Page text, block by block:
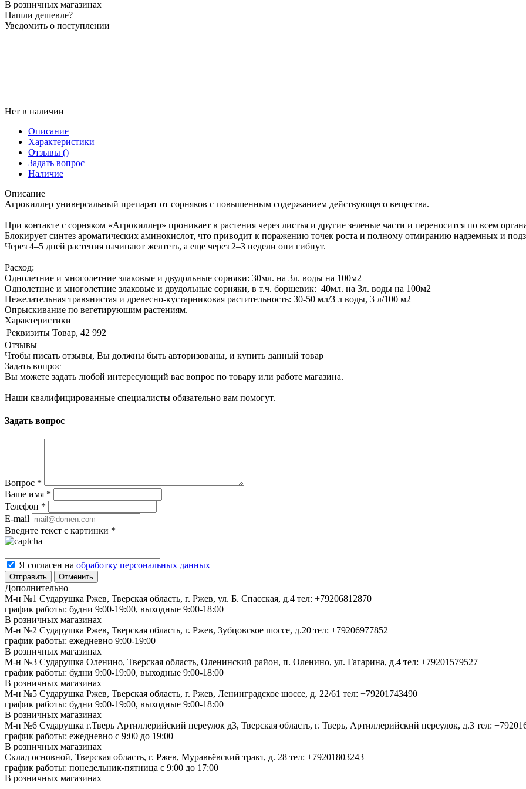
В розничных магазинах
Нашли дешевле?
Уведомить о поступлении
Нет в наличии
Описание
Характеристики
Отзывы ()
Задать вопрос
Наличие
Описание
Агрокиллер универсальный препарат от сорняков с повышенным содержанием действующего вещества.
При контакте с сорняком «Агрокиллер» проникает в растения через листья и другие зеленые части и переносится по всем
Блокирует синтез ароматических аминокислот, что приводит к поражению точек роста и полному отмиранию надземных и
Через 4–5 дней растения начинают желтеть, а еще через 2–3 недели они гибнут.
Расход:
Однолетние и многолетние злаковые и двудольные сорняки: 30мл. на 3л. воды на 100м2
Однолетние и многолетние злаковые и двудольные сорняки, в т.ч. борщевик: 40мл. на 3л. воды на 100м2
Нежелательная травянистая и древесно-кустарниковая растительность: 30-50 мл/3 л воды, 3 л/100 м2
Опрыскивание по вегетирующим растениям.
Характеристики
Реквизиты Товар, 42 992
Отзывы
Чтобы писать отзывы, Вы должны быть авторизованы, и купить данный товар
Задать вопрос
Вы можете задать любой интересующий вас вопрос по товару или работе магазина.
Наши квалифицированные специалисты обязательно вам помогут.
Задать вопрос
Вопрос *
Ваше имя *
Телефон *
E-mail
Введите текст с картинки *
Я согласен на обработку персональных данных
Отменить
Дополнительно
М-н №1 Сударушка Ржев, Тверская область, г. Ржев, ул. Б. Спасская, д.4 тел: +79206812870
график работы: будни 9:00-19:00, выходные 9:00-18:00
В розничных магазинах
М-н №2 Cударушка Ржев, Тверская область, г. Ржев, Зубцовское шоссе, д.20 тел: +79206977852
график работы: ежедневно 9:00-19:00
В розничных магазинах
М-н №3 Сударушка Оленино, Тверская область, Оленинский район, п. Оленино, ул. Гагарина, д.4 тел: +79201579527
график работы: будни 9:00-19:00, выходные 9:00-18:00
В розничных магазинах
М-н №5 Сударушка Ржев, Тверская область, г. Ржев, Ленинградское шоссе, д. 22/61 тел: +79201743490
график работы: будни 9:00-19:00, выходные 9:00-18:00
В розничных магазинах
М-н №6 Сударушка г.Тверь Артиллерийский переулок д3, Тверская область, г. Тверь, Артиллерийский переулок, д.3 тел:
график работы: ежедневно с 9:00 до 19:00
В розничных магазинах
Склад основной, Тверская область, г. Ржев, Муравьёвский тракт, д. 28 тел: +79201803243
график работы: понедельник-пятница с 9:00 до 17:00
В розничных магазинах